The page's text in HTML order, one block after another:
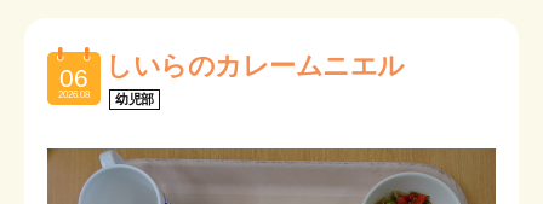
06
2026.08
しいらのカレームニエル
幼児部